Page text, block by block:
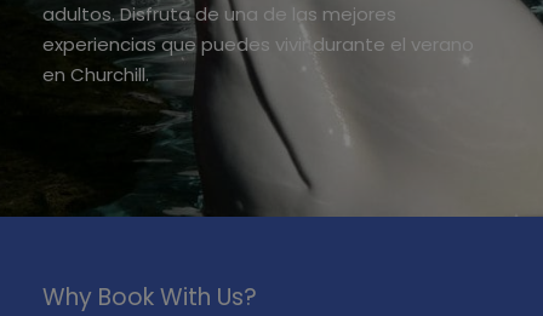
adultos. Disfruta de una de las mejores
experiencias que puedes vivir durante el verano
en Churchill.
Why Book With Us?